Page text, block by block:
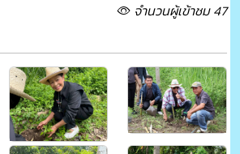
จำนวนผู้เข้าชม 47